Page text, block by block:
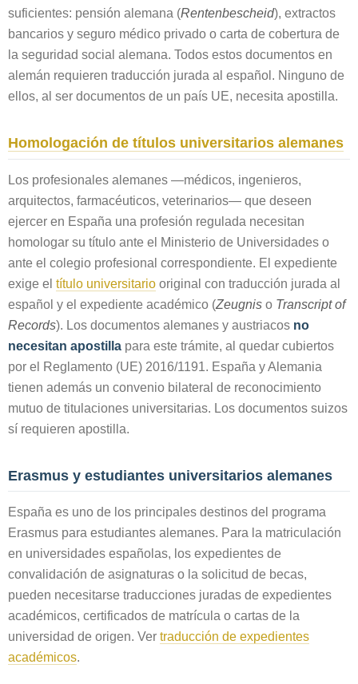
suficientes: pensión alemana (Rentenbescheid), extractos
bancarios y seguro médico privado o carta de cobertura de
la seguridad social alemana. Todos estos documentos en
alemán requieren traducción jurada al español. Ninguno de
ellos, al ser documentos de un país UE, necesita apostilla.
Homologación de títulos universitarios alemanes
Los profesionales alemanes —médicos, ingenieros,
arquitectos, farmacéuticos, veterinarios— que deseen
ejercer en España una profesión regulada necesitan
homologar su título ante el Ministerio de Universidades o
ante el colegio profesional correspondiente. El expediente
exige el título universitario original con traducción jurada al
español y el expediente académico (Zeugnis o Transcript of
Records). Los documentos alemanes y austriacos no
necesitan apostilla para este trámite, al quedar cubiertos
por el Reglamento (UE) 2016/1191. España y Alemania
tienen además un convenio bilateral de reconocimiento
mutuo de titulaciones universitarias. Los documentos suizos
sí requieren apostilla.
Erasmus y estudiantes universitarios alemanes
España es uno de los principales destinos del programa
Erasmus para estudiantes alemanes. Para la matriculación
en universidades españolas, los expedientes de
convalidación de asignaturas o la solicitud de becas,
pueden necesitarse traducciones juradas de expedientes
académicos, certificados de matrícula o cartas de la
universidad de origen. Ver traducción de expedientes
académicos.